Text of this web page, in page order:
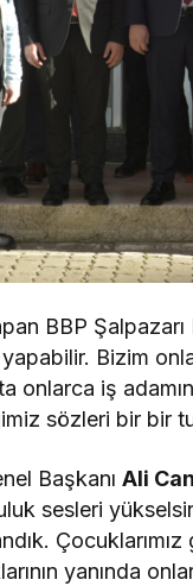
BBP
Bizim
onlarca iş
sözleri bir bir
BaşkanıAli
sesleri
yanında